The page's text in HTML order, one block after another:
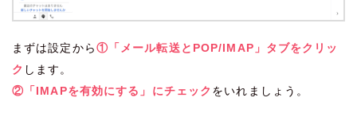
まずは設定から①「メール転送とPOP/IMAP」タブをクリッ
ク します。
②「IMAPを有効にする」にチェック をいれましょう。